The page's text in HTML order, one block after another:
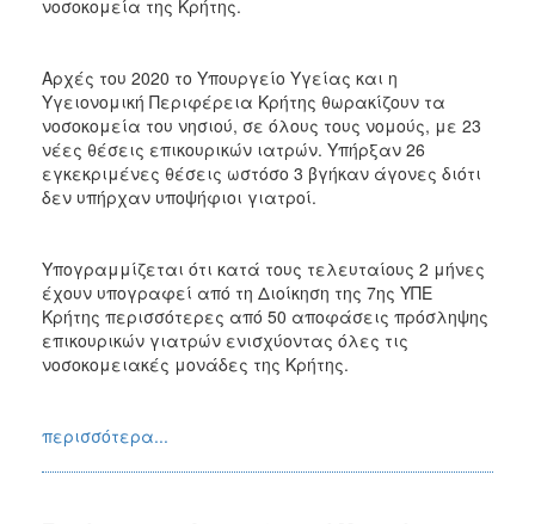
νοσοκομεία της Κρήτης.
Αρχές του 2020 το Υπουργείο Υγείας και η
Υγειονομική Περιφέρεια Κρήτης θωρακίζουν τα
νοσοκομεία του νησιού, σε όλους τους νομούς, με 23
νέες θέσεις επικουρικών ιατρών. Υπήρξαν 26
εγκεκριμένες θέσεις ωστόσο 3 βγήκαν άγονες διότι
δεν υπήρχαν υποψήφιοι γιατροί.
Υπογραμμίζεται ότι κατά τους τελευταίους 2 μήνες
έχουν υπογραφεί από τη Διοίκηση της 7ης ΥΠΕ
Κρήτης περισσότερες από 50 αποφάσεις πρόσληψης
επικουρικών γιατρών ενισχύοντας όλες τις
νοσοκομειακές μονάδες της Κρήτης.
περισσότερα...